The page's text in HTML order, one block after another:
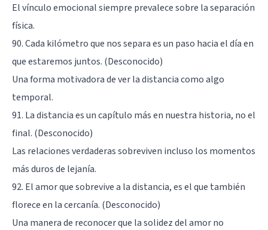
El vínculo emocional siempre prevalece sobre la separación
física.
90. Cada kilómetro que nos separa es un paso hacia el día en
que estaremos juntos. (Desconocido)
Una forma motivadora de ver la distancia como algo
temporal.
91. La distancia es un capítulo más en nuestra historia, no el
final. (Desconocido)
Las relaciones verdaderas sobreviven incluso los momentos
más duros de lejanía.
92. El amor que sobrevive a la distancia, es el que también
florece en la cercanía. (Desconocido)
Una manera de reconocer que la solidez del amor no